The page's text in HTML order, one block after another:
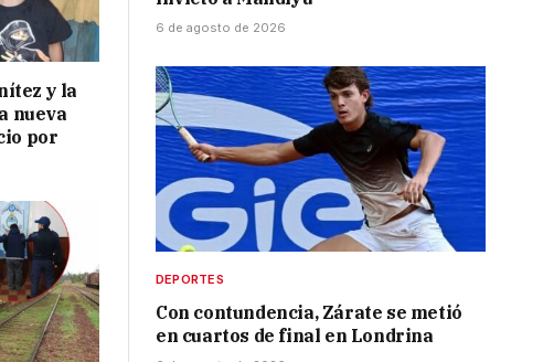
y la
nueva
por
6 de agosto de 2026
DEPORTES
Con contundencia, Zárate se metió
en cuartos de final en Londrina